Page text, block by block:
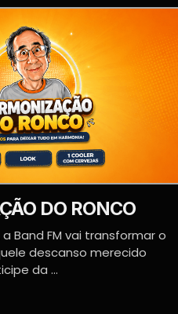
DO RONCO
Band FM vai transformar o
descanso merecido
da ...